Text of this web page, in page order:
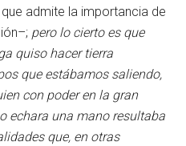
admite la importancia de
pero lo cierto es que
quiso hacer tierra
que estábamos saliendo,
con poder en la gran
echara una mano resultaba
que, en otras